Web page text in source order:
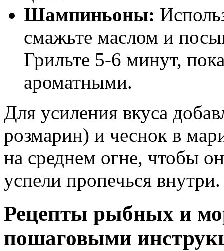
Шампиньоны:
смажьте маслом и
Грильте 5-6 минут,
ароматными.
Для усиления вкуса
розмарин) и чеснок в
на среднем огне, чтобы
успели пропечься внутри.
Рецепты рыбных и
пошаговыми